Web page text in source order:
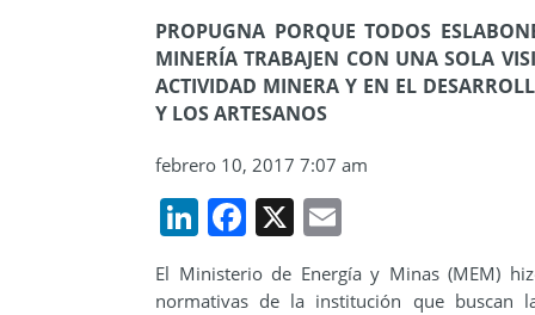
PROPUGNA PORQUE TODOS
MINERÍA TRABAJEN CON UNA SOLA
ACTIVIDAD MINERA Y EN EL
Y LOS ARTESANOS
febrero 10, 2017 7:07 am
LinkedIn
Facebook
X
El Ministerio de Energía y Minas (MEM)
normativas de la institución que buscan